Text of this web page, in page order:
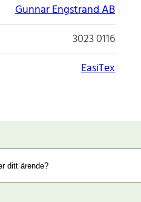
Gunnar Engstrand AB
3023 0116
EasiTex